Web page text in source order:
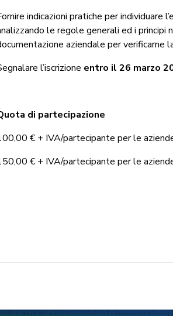
indicazioni pratiche per
le regole generali ed i principi
aziendale per verificarne
l’iscrizione entro il 26 marzo
di partecipazione
€ + IVA/partecipante per le
€ + IVA/partecipante per le